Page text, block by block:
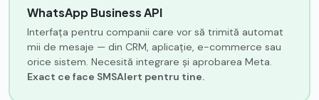
WhatsApp Business API
Interfața pentru companii care vor să trimită automat
mii de mesaje — din CRM, aplicație, e-commerce sau
orice sistem. Necesită integrare și aprobarea Meta.
Exact ce face SMSAlert pentru tine.